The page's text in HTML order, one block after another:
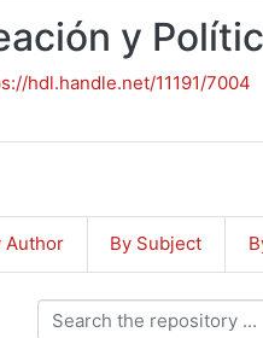
y
hdl.handle.net/11191/7004
Author By Subject